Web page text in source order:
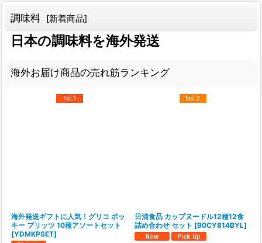
調味料 [新着商品]
日本の調味料を海外発送
海外お届け商品の売れ筋ランキング
No.1
海外発送ギフトに人気！グリコ ポッ
キー プリッツ 10種アソートセット
[YDMKPSET]
No.2
日清食品 カップヌードル12種12食
詰め合わせ セット [B0CY814BYL]